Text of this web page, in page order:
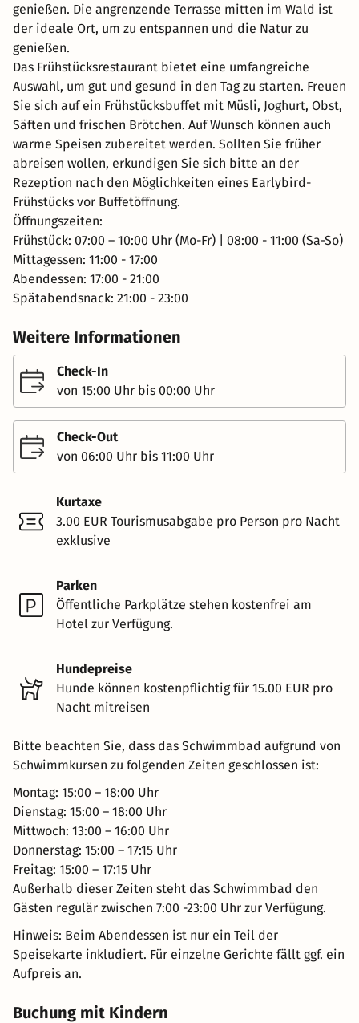
genießen. Die angrenzende Terrasse mitten im Wald ist
der ideale Ort, um zu entspannen und die Natur zu
genießen.
Das Frühstücksrestaurant bietet eine umfangreiche
Auswahl, um gut und gesund in den Tag zu starten. Freuen
Sie sich auf ein Frühstücksbuffet mit Müsli, Joghurt, Obst,
Säften und frischen Brötchen. Auf Wunsch können auch
warme Speisen zubereitet werden. Sollten Sie früher
abreisen wollen, erkundigen Sie sich bitte an der
Rezeption nach den Möglichkeiten eines Earlybird-
Frühstücks vor Buffetöffnung.
Öffnungszeiten:
Frühstück: 07:00 – 10:00 Uhr (Mo-Fr) | 08:00 - 11:00 (Sa-So)
Mittagessen: 11:00 - 17:00
Abendessen: 17:00 - 21:00
Spätabendsnack: 21:00 - 23:00
Weitere Informationen
Check-In
von 15:00 Uhr bis 00:00 Uhr
Check-Out
von 06:00 Uhr bis 11:00 Uhr
Kurtaxe
3.00 EUR Tourismusabgabe pro Person pro Nacht
exklusive
Parken
Öffentliche Parkplätze stehen kostenfrei am
Hotel zur Verfügung.
Hundepreise
Hunde können kostenpflichtig für 15.00 EUR pro
Nacht mitreisen
Bitte beachten Sie, dass das Schwimmbad aufgrund von
Schwimmkursen zu folgenden Zeiten geschlossen ist:
Montag: 15:00 – 18:00 Uhr
Dienstag: 15:00 – 18:00 Uhr
Mittwoch: 13:00 – 16:00 Uhr
Donnerstag: 15:00 – 17:15 Uhr
Freitag: 15:00 – 17:15 Uhr
Außerhalb dieser Zeiten steht das Schwimmbad den
Gästen regulär zwischen 7:00 -23:00 Uhr zur Verfügung.
Hinweis: Beim Abendessen ist nur ein Teil der
Speisekarte inkludiert. Für einzelne Gerichte fällt ggf. ein
Aufpreis an.
Buchung mit Kindern